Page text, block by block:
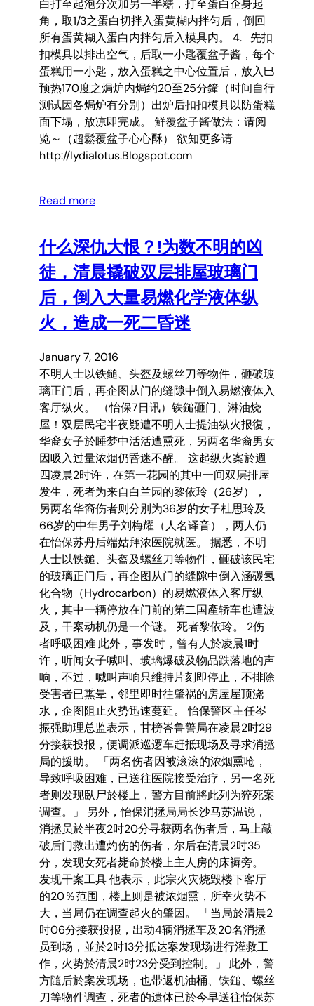
白打至起泡分次加另一半糖，打至蛋白企身起
角，取1/3之蛋白切拌入蛋黄糊内拌匀后，倒回
所有蛋黄糊入蛋白内拌匀后入模具内。 4. 先扣
扣模具以排出空气，后取一小匙覆盆子酱，每个
蛋糕用一小匙，放入蛋糕之中心位置后，放入巳
预热170度之焗炉内焗约20至25分鐘（时间自行
测试因各焗炉有分别）出炉后扣扣模具以防蛋糕
面下塌，放凉即完成。 鲜覆盆子酱做法：请阅
览～（超鬆覆盆子心心酥） 欲知更多请
http://lydialotus.Blogspot.com
Read more
什么深仇大恨？!为数不明的凶
徒，清晨撬破双层排屋玻璃门
后，倒入大量易燃化学液体纵
火，造成一死二昏迷
January 7, 2016
不明人士以铁鎚、头盔及螺丝刀等物件，砸破玻
璃正门后，再企图从门的缝隙中倒入易燃液体入
客厅纵火。 （怡保7日讯）铁鎚砸门、淋油烧
屋！双层民宅半夜疑遭不明人士提油纵火报復，
华裔女子於睡梦中活活遭熏死，另两名华裔男女
因吸入过量浓烟仍昏迷不醒。 这起纵火案於週
四凌晨2时许，在第一花园的其中一间双层排屋
发生，死者为来自白兰园的黎依玲（26岁），
另两名华裔伤者则分別为36岁的女子杜思玲及
66岁的中年男子刘梅耀（人名译音），两人仍
在怡保苏丹后端姑拜浓医院就医。 据悉，不明
人士以铁鎚、头盔及螺丝刀等物件，砸破该民宅
的玻璃正门后，再企图从门的缝隙中倒入涵碳氢
化合物（Hydrocarbon）的易燃液体入客厅纵
火，其中一辆停放在门前的第二国產轿车也遭波
及，干案动机仍是一个谜。 死者黎依玲。 2伤
者呼吸困难 此外，事发时，曾有人於凌晨1时
许，听闻女子喊叫、玻璃爆破及物品跌落地的声
响，不过，喊叫声响只维持片刻即停止，不排除
受害者已熏晕，邻里即时往肇祸的房屋屋顶浇
水，企图阻止火势迅速蔓延。 怡保警区主任岑
振强助理总监表示，甘榜峇鲁警局在凌晨2时29
分接获投报，便调派巡逻车赶抵现场及寻求消拯
局的援助。 「两名伤者因被滚滚的浓烟熏呛，
导致呼吸困难，已送往医院接受治疗，另一名死
者则发现臥尸於楼上，警方目前將此列为猝死案
调查。」 另外，怡保消拯局局长沙马苏温说，
消拯员於半夜2时20分寻获两名伤者后，马上敲
破后门救出遭灼伤的伤者，尔后在清晨2时35
分，发现女死者毙命於楼上主人房的床褥旁。
发现干案工具 他表示，此宗火灾烧毁楼下客厅
的20％范围，楼上则是被浓烟熏，所幸火势不
大，当局仍在调查起火的肇因。 「当局於清晨2
时06分接获投报，出动4辆消拯车及20名消拯
员到场，並於2时13分抵达案发现场进行灌救工
作，火势於清晨2时23分受到控制。」 此外，警
方隨后於案发现场，也带返机油桶、铁鎚、螺丝
刀等物件调查，死者的遗体已於今早送往怡保苏